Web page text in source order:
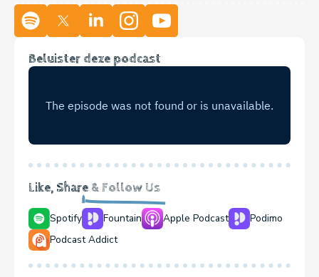
Beluister deze podcast
Like, Share & Follow Us
Spotify Fountain Apple Podcast
Podimo
Podcast Addict